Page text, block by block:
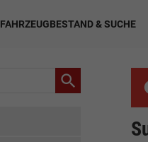
FAHRZEUGBESTAND & SUCHE